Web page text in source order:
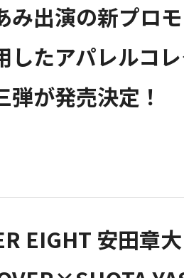
み出演の新プロ
したアパレルコ
弾が発売決定！
EIGHT 安田章